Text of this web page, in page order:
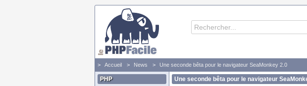
Accueil News Une seconde bêta pour le navigateur SeaMonkey 2.0
PHP Une seconde bêta pour le navigateur